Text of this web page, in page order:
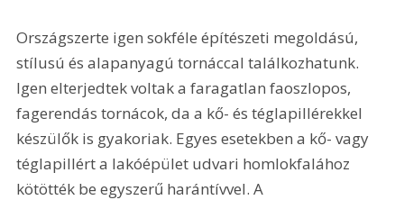
Országszerte igen sokféle építészeti megoldású,
stílusú és alapanyagú tornáccal találkozhatunk.
Igen elterjedtek voltak a faragatlan faoszlopos,
fagerendás tornácok, da a kő- és téglapillérekkel
készülők is gyakoriak. Egyes esetekben a kő- vagy
téglapillért a lakóépület udvari homlokfalához
kötötték be egyszerű harántívvel. A